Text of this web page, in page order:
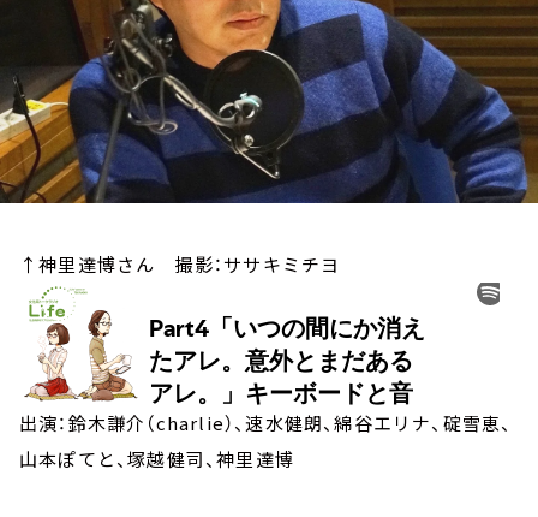
↑神里達博さん 撮影：ササキミチヨ
出演：鈴木謙介（charlie）、速水健朗、綿谷エリナ、碇雪恵、
山本ぽてと、塚越健司、神里達博